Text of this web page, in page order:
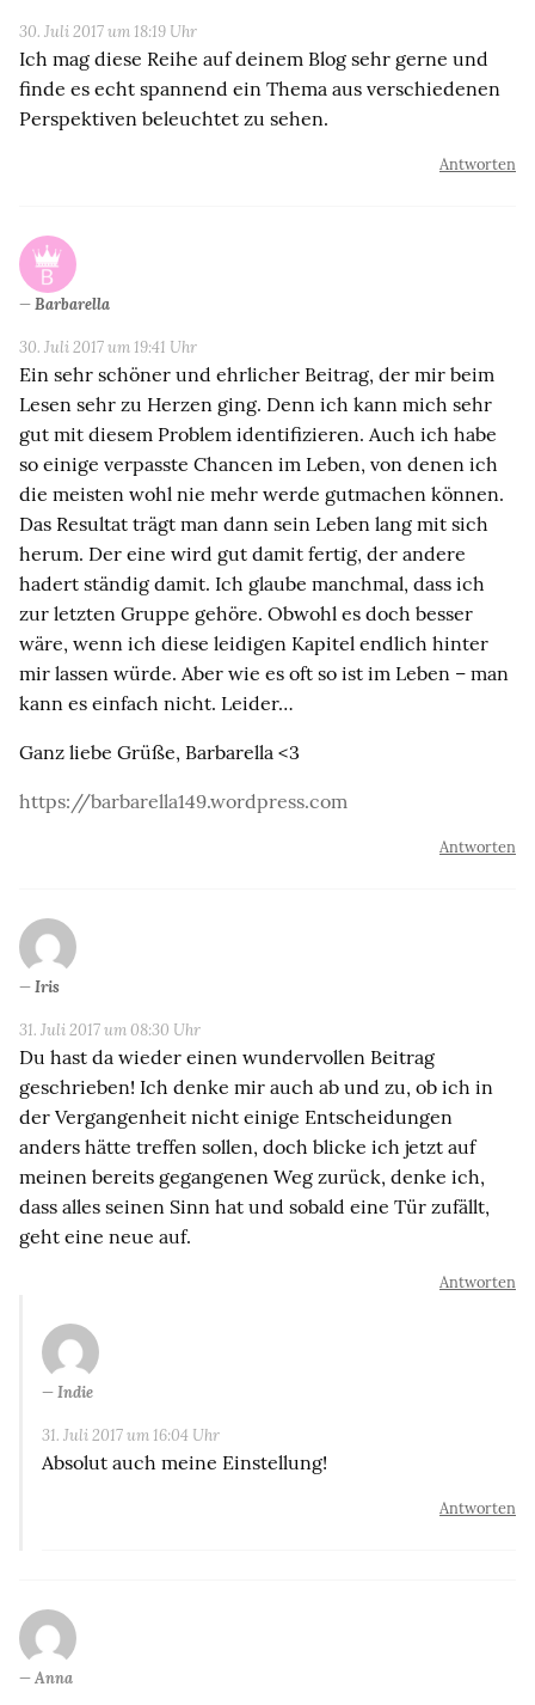
30. Juli 2017 um 18:19 Uhr
Ich mag diese Reihe auf deinem Blog sehr gerne und
finde es echt spannend ein Thema aus verschiedenen
Perspektiven beleuchtet zu sehen.
Antworten
Barbarella
30. Juli 2017 um 19:41 Uhr
Ein sehr schöner und ehrlicher Beitrag, der mir beim
Lesen sehr zu Herzen ging. Denn ich kann mich sehr
gut mit diesem Problem identifizieren. Auch ich habe
so einige verpasste Chancen im Leben, von denen ich
die meisten wohl nie mehr werde gutmachen können.
Das Resultat trägt man dann sein Leben lang mit sich
herum. Der eine wird gut damit fertig, der andere
hadert ständig damit. Ich glaube manchmal, dass ich
zur letzten Gruppe gehöre. Obwohl es doch besser
wäre, wenn ich diese leidigen Kapitel endlich hinter
mir lassen würde. Aber wie es oft so ist im Leben – man
kann es einfach nicht. Leider…
Ganz liebe Grüße, Barbarella <3
https://barbarella149.wordpress.com
Antworten
Iris
31. Juli 2017 um 08:30 Uhr
Du hast da wieder einen wundervollen Beitrag
geschrieben! Ich denke mir auch ab und zu, ob ich in
der Vergangenheit nicht einige Entscheidungen
anders hätte treffen sollen, doch blicke ich jetzt auf
meinen bereits gegangenen Weg zurück, denke ich,
dass alles seinen Sinn hat und sobald eine Tür zufällt,
geht eine neue auf.
Antworten
Indie
31. Juli 2017 um 16:04 Uhr
Absolut auch meine Einstellung!
Antworten
Anna